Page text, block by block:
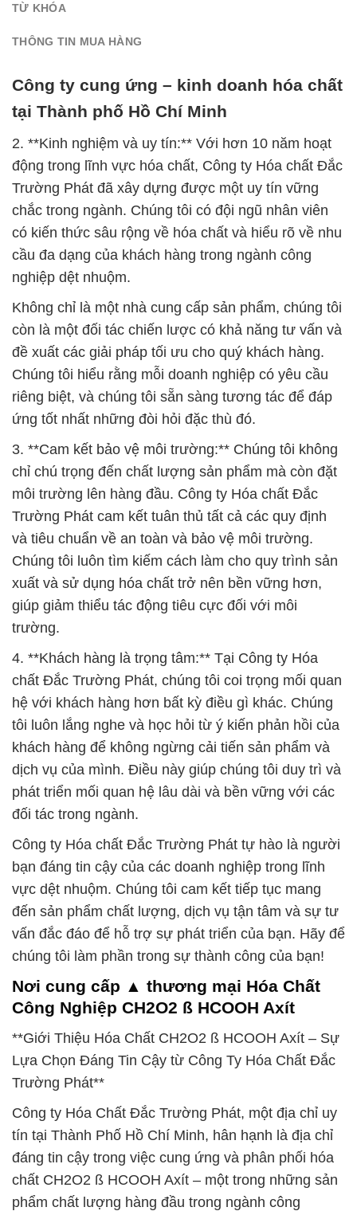
TỪ KHÓA
THÔNG TIN MUA HÀNG
Công ty cung ứng – kinh doanh hóa chất
tại Thành phố Hồ Chí Minh
2. **Kinh nghiệm và uy tín:** Với hơn 10 năm hoạt
động trong lĩnh vực hóa chất, Công ty Hóa chất Đắc
Trường Phát đã xây dựng được một uy tín vững
chắc trong ngành. Chúng tôi có đội ngũ nhân viên
có kiến thức sâu rộng về hóa chất và hiểu rõ về nhu
cầu đa dạng của khách hàng trong ngành công
nghiệp dệt nhuộm.
Không chỉ là một nhà cung cấp sản phẩm, chúng tôi
còn là một đối tác chiến lược có khả năng tư vấn và
đề xuất các giải pháp tối ưu cho quý khách hàng.
Chúng tôi hiểu rằng mỗi doanh nghiệp có yêu cầu
riêng biệt, và chúng tôi sẵn sàng tương tác để đáp
ứng tốt nhất những đòi hỏi đặc thù đó.
3. **Cam kết bảo vệ môi trường:** Chúng tôi không
chỉ chú trọng đến chất lượng sản phẩm mà còn đặt
môi trường lên hàng đầu. Công ty Hóa chất Đắc
Trường Phát cam kết tuân thủ tất cả các quy định
và tiêu chuẩn về an toàn và bảo vệ môi trường.
Chúng tôi luôn tìm kiếm cách làm cho quy trình sản
xuất và sử dụng hóa chất trở nên bền vững hơn,
giúp giảm thiểu tác động tiêu cực đối với môi
trường.
4. **Khách hàng là trọng tâm:** Tại Công ty Hóa
chất Đắc Trường Phát, chúng tôi coi trọng mối quan
hệ với khách hàng hơn bất kỳ điều gì khác. Chúng
tôi luôn lắng nghe và học hỏi từ ý kiến phản hồi của
khách hàng để không ngừng cải tiến sản phẩm và
dịch vụ của mình. Điều này giúp chúng tôi duy trì và
phát triển mối quan hệ lâu dài và bền vững với các
đối tác trong ngành.
Công ty Hóa chất Đắc Trường Phát tự hào là người
bạn đáng tin cậy của các doanh nghiệp trong lĩnh
vực dệt nhuộm. Chúng tôi cam kết tiếp tục mang
đến sản phẩm chất lượng, dịch vụ tận tâm và sự tư
vấn đắc đáo để hỗ trợ sự phát triển của bạn. Hãy để
chúng tôi làm phần trong sự thành công của bạn!
Nơi cung cấp ▲ thương mại Hóa Chất
Công Nghiệp CH2O2 ß HCOOH Axít
**Giới Thiệu Hóa Chất CH2O2 ß HCOOH Axít – Sự
Lựa Chọn Đáng Tin Cậy từ Công Ty Hóa Chất Đắc
Trường Phát**
Công ty Hóa Chất Đắc Trường Phát, một địa chỉ uy
tín tại Thành Phố Hồ Chí Minh, hân hạnh là địa chỉ
đáng tin cậy trong việc cung ứng và phân phối hóa
chất CH2O2 ß HCOOH Axít – một trong những sản
phẩm chất lượng hàng đầu trong ngành công